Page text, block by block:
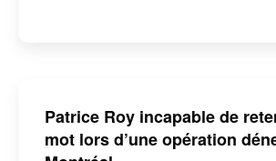
Patrice Roy incapable de
mot lors d’une opération